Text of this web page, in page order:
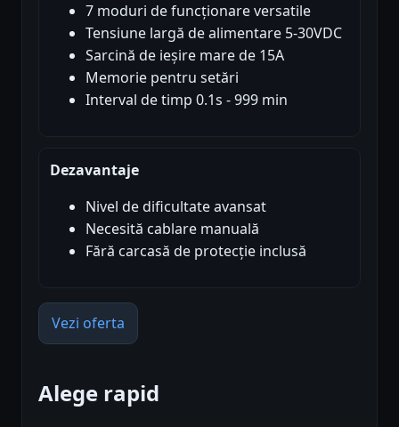
7 moduri de funcționare versatile
Tensiune largă de alimentare 5-30VDC
Sarcină de ieșire mare de 15A
Memorie pentru setări
Interval de timp 0.1s - 999 min
Dezavantaje
Nivel de dificultate avansat
Necesită cablare manuală
Fără carcasă de protecție inclusă
Vezi oferta
Alege rapid